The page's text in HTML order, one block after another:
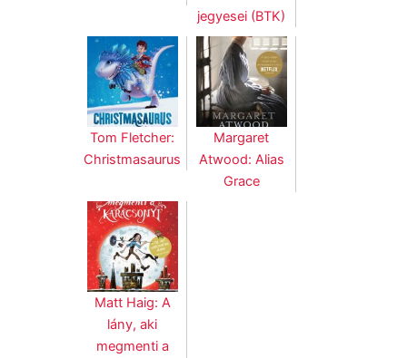
jegyesei (BTK)
Tom Fletcher:
Christmasaurus
Margaret
Atwood: Alias
Grace
Matt Haig: A
lány, aki
megmenti a